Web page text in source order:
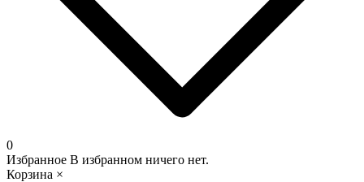
0
Избранное В избранном ничего нет.
Корзина ×